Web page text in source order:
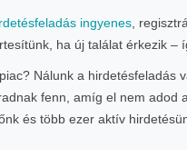
ingyenes ,
ha új találat érkezik
Nálunk a hirdetésfeladás
fenn, amíg el nem adod
és több ezer aktív